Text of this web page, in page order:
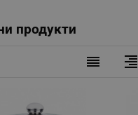
продукти
reorder format_align_right